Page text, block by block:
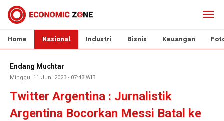
Home Nasional Industri Bisnis Keuangan
Endang Muchtar
Minggu, 11 Juni 2023 - 07:43 WIB
Twitter Argentina : Jurnalistik
Argentina Bocorkan Messi Batal ke